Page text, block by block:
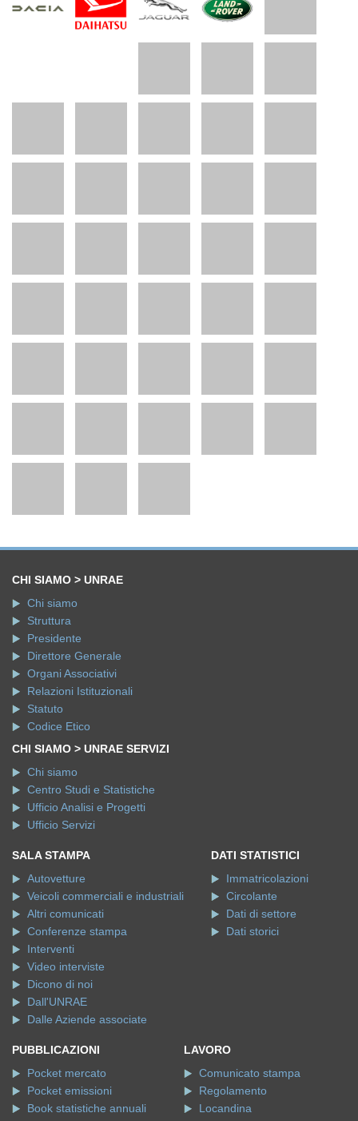
CHI SIAMO > UNRAE
Chi siamo
Struttura
Presidente
Direttore Generale
Organi Associativi
Relazioni Istituzionali
Statuto
Codice Etico
CHI SIAMO > UNRAE SERVIZI
Chi siamo
Centro Studi e Statistiche
Ufficio Analisi e Progetti
Ufficio Servizi
SALA STAMPA
Autovetture
Veicoli commerciali e industriali
Altri comunicati
Conferenze stampa
Interventi
Video interviste
Dicono di noi
Dall'UNRAE
Dalle Aziende associate
DATI STATISTICI
Immatricolazioni
Circolante
Dati di settore
Dati storici
PUBBLICAZIONI
Pocket mercato
Pocket emissioni
Book statistiche annuali
LAVORO
Comunicato stampa
Regolamento
Locandina